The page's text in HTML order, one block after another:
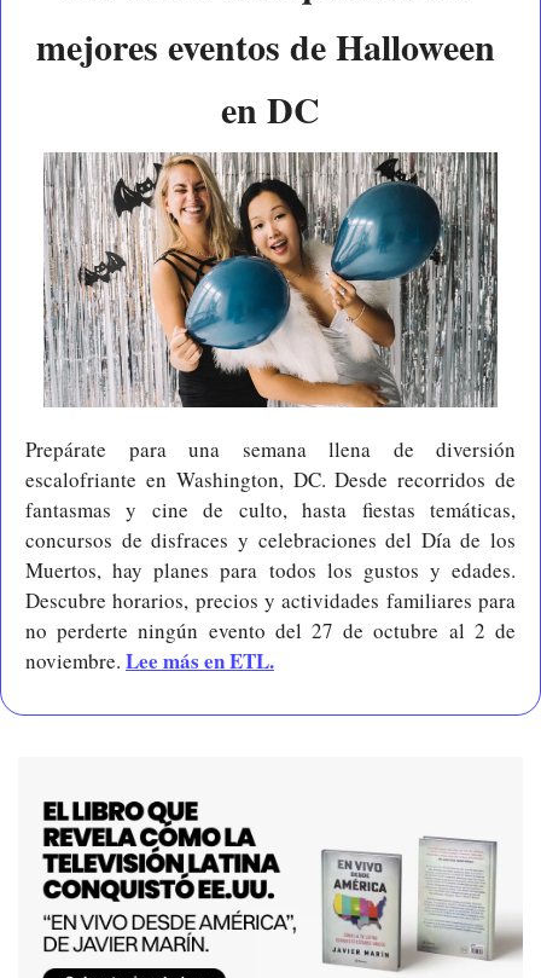
mejores eventos de Halloween
en DC
Prepárate para una semana llena de diversión
escalofriante en Washington, DC. Desde recorridos de
fantasmas y cine de culto, hasta fiestas temáticas,
concursos de disfraces y celebraciones del Día de los
Muertos, hay planes para todos los gustos y edades.
Descubre horarios, precios y actividades familiares para
no perderte ningún evento del 27 de octubre al 2 de
noviembre. Lee más en ETL.